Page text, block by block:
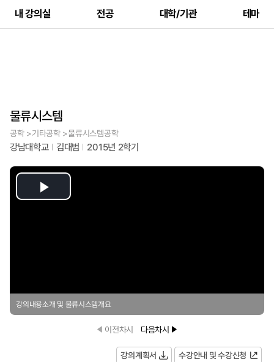
내 강의실 전공 대학/기관 테마
물류시스템
공학 >기타공학 >물류시스템공학
강남대학교 김대범 2015년 2학기
Play
강의내용소개 및 물류시스템개요
이전차시 다음차시
강의계획서
수강안내 및 수강신청